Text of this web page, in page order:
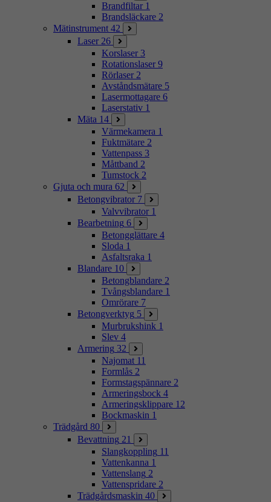
Brandfiltar 1
Brandsläckare 2
Mätinstrument 42
Laser 26
Korslaser 3
Rotationslaser 9
Rörlaser 2
Avståndsmätare 5
Lasermottagare 6
Laserstativ 1
Mäta 14
Värmekamera 1
Fuktmätare 2
Vattenpass 3
Måttband 2
Tumstock 2
Gjuta och mura 62
Betongvibrator 7
Valvvibrator 1
Bearbetning 6
Betongglättare 4
Sloda 1
Asfaltsraka 1
Blandare 10
Betongblandare 2
Tvångsblandare 1
Omrörare 7
Betongverktyg 5
Murbrukshink 1
Slev 4
Armering 32
Najomat 11
Formlås 2
Formstagspännare 2
Armeringsbock 4
Armeringsklippare 12
Bockmaskin 1
Trädgård 80
Bevattning 21
Slangkoppling 11
Vattenkanna 1
Vattenslang 2
Vattenspridare 2
Trädgårdsmaskin 40